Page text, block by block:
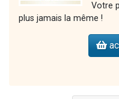
Votre
plus jamais la même !